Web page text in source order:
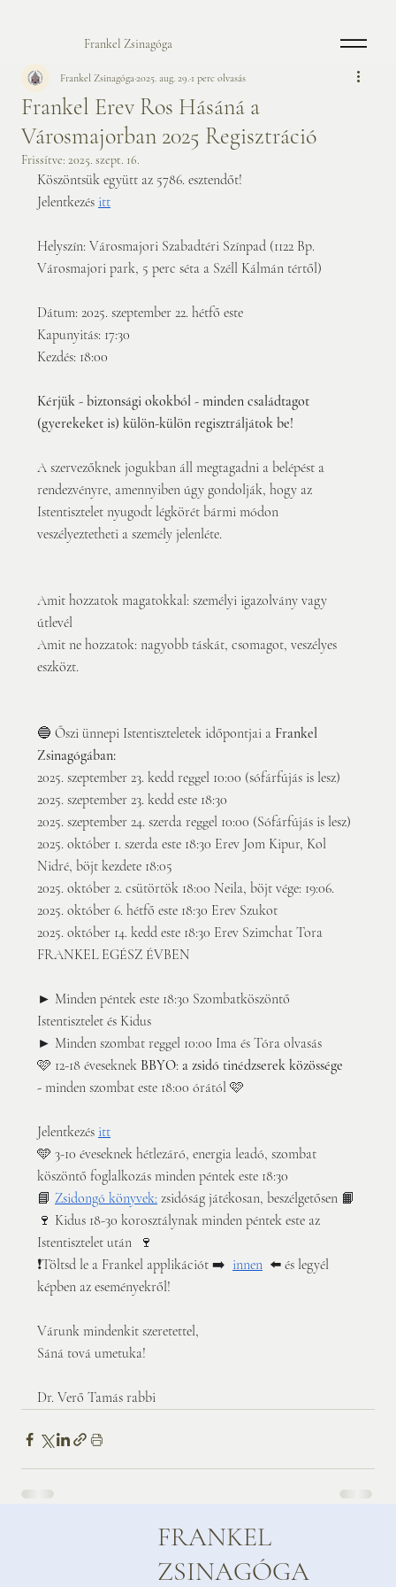
Frankel Zsinagóga
Frankel Erev Ros Hásáná a
Városmajorban 2025 Regisztráció
Frankel Zsinagóga2025. aug. 29. 1 perc olvasás
Frissítve: 2025. szept. 16.
Köszöntsük együtt az 5786. esztendőt!
Jelentkezés itt
Helyszín: Városmajori Szabadtéri Színpad (1122 Bp.
Városmajori park, 5 perc séta a Széll Kálmán tértől)
Dátum: 2025. szeptember 22. hétfő este
Kapunyitás: 17:30
Kezdés: 18:00
Kérjük - biztonsági okokból - minden családtagot
(gyerekeket is) külön-külön regisztráljátok be!
A szervezőknek jogukban áll megtagadni a belépést a
rendezvényre, amennyiben úgy gondolják, hogy az
Istentisztelet nyugodt légkörét bármi módon
veszélyeztetheti a személy jelenléte.
Amit hozzatok magatokkal: személyi igazolvány vagy
útlevél
Amit ne hozzatok: nagyobb táskát, csomagot, veszélyes
eszközt.
🔵 Őszi ünnepi Istentiszteletek időpontjai a Frankel
Zsinagógában:
2025. szeptember 23. kedd reggel 10:00 (sófárfújás is lesz)
2025. szeptember 23. kedd este 18:30
2025. szeptember 24. szerda reggel 10:00 (Sófárfújás is lesz)
2025. október 1. szerda este 18:30 Erev Jom Kipur, Kol
Nidré, böjt kezdete 18:05
2025. október 2. csütörtök 18:00 Neila, böjt vége: 19:06.
2025. október 6. hétfő este 18:30 Erev Szukot
2025. október 14. kedd este 18:30 Erev Szimchat Tora
FRANKEL EGÉSZ ÉVBEN
► Minden péntek este 18:30 Szombatköszöntő
Istentisztelet és Kidus
► Minden szombat reggel 10:00 Ima és Tóra olvasás
🩷 12-18 éveseknek BBYO: a zsidó tinédzserek közössége
- minden szombat este 18:00 órától 🩷
Jelentkezés itt
🩵 3-10 éveseknek hétlezáró, energia leadó, szombat
köszöntő foglalkozás minden péntek este 18:30
📘 Zsidongó könyvek: zsidóság játékosan, beszélgetősen 📙
🍷 Kidus 18-30 korosztálynak minden péntek este az
Istentisztelet után  🍷
❗️Töltsd le a Frankel applikációt ➡️ innen ⬅️ és legyél
képben az eseményekről!
Várunk mindenkit szeretettel,
Sáná tová umetuka!
Dr. Verő Tamás rabbi
FRANKEL
ZSINAGÓGA